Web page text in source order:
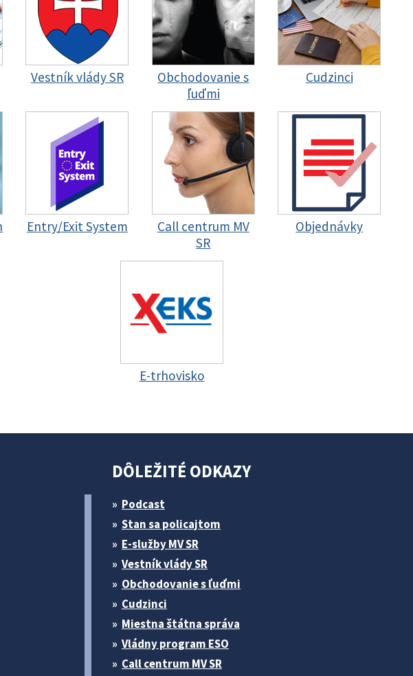
Vestník vlády SR
Obchodovanie s
ľuďmi
Cudzinci
Entry/Exit System
Call centrum MV
SR
Objednávky
E-trhovisko
DÔLEŽITÉ ODKAZY
Podcast
Stan sa policajtom
E-služby MV SR
Vestník vlády SR
Obchodovanie s ľuďmi
Cudzinci
Miestna štátna správa
Vládny program ESO
Call centrum MV SR